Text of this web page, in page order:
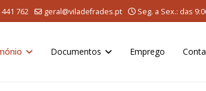
441 762 geral@viladefrades.pt Seg. a Sex.: das
Documentos Emprego